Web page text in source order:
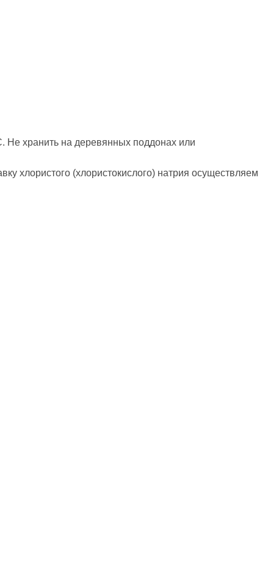
Не хранить на деревянных поддонах или
хлористого (хлористокислого) натрия осуществляем